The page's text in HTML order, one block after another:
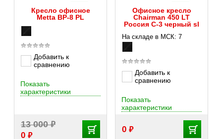
Кресло офисное
Metta BP-8 PL
Добавить к
сравнению
13 000₽
0 ₽
Показать
характеристики
Офисное кресло
Chairman 450 LT
Россия C-3 черный sl
На складе в МСК: 7
Добавить к
сравнению
0 ₽
Показать
характеристики